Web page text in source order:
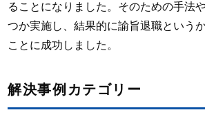
ることになりました。そのための手法
つか実施し、結果的に諭旨退職という
ことに成功しました。
解決事例カテゴリー